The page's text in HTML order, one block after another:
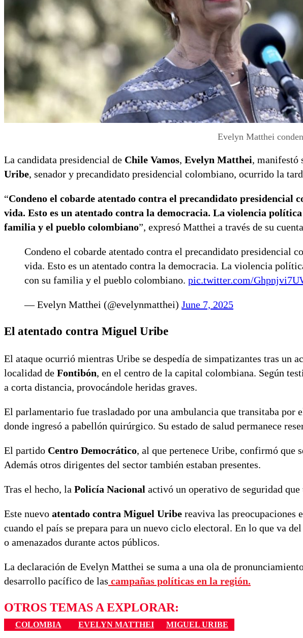
Evelyn Matthei
La candidata presidencial de Chile Vamos, Evelyn Matthei, manifestó
Uribe, senador y precandidato presidencial colombiano, ocurrido la
“Condeno el cobarde atentado contra el precandidato presidencial
vida. Esto es un atentado contra la democracia. La violencia
familia y el pueblo colombiano”, expresó Matthei a través de su
Condeno el cobarde atentado contra el precandidato presidencial
vida. Esto es un atentado contra la democracia. La violencia
con su familia y el pueblo colombiano. pic.twitter.com/
— Evelyn Matthei (@evelynmatthei) June 7, 2025
El atentado contra Miguel Uribe
El ataque ocurrió mientras Uribe se despedía de simpatizantes tras un
localidad de Fontibón, en el centro de la capital colombiana. Según
a corta distancia, provocándole heridas graves.
El parlamentario fue trasladado por una ambulancia que transitaba por
donde ingresó a pabellón quirúrgico. Su estado de salud permanece
El partido Centro Democrático, al que pertenece Uribe, confirmó que
Además otros dirigentes del sector también estaban presentes.
Tras el hecho, la Policía Nacional activó un operativo de seguridad
Este nuevo atentado contra Miguel Uribe reaviva las
cuando el país se prepara para un nuevo ciclo electoral. En lo que va
o amenazados durante actos públicos.
La declaración de Evelyn Matthei se suma a una ola de
desarrollo pacífico de las campañas políticas en la región.
OTROS TEMAS A EXPLORAR:
COLOMBIA EVELYN MATTHEI MIGUEL URIBE